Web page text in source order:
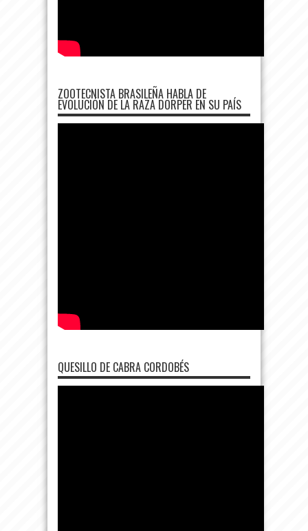
ZOOTECNISTA BRASILEÑA HABLA DE
EVOLUCIÓN DE LA RAZA DORPER EN SU PAÍS
QUESILLO DE CABRA CORDOBÉS